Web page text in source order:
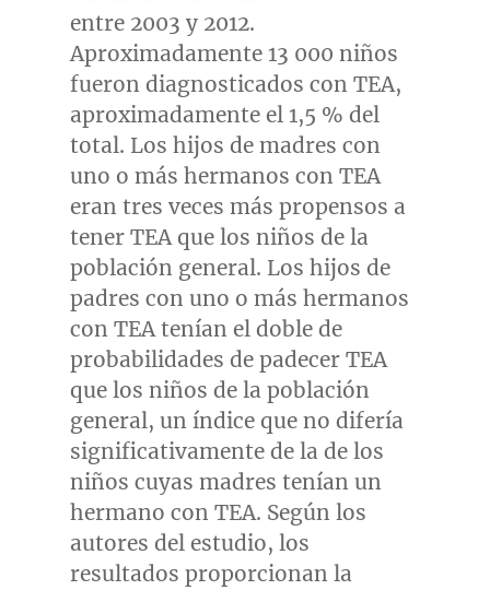
entre 2003 y 2012.
Aproximadamente 13 000 niños
fueron diagnosticados con TEA,
aproximadamente el 1,5 % del
total. Los hijos de madres con
uno o más hermanos con TEA
eran tres veces más propensos a
tener TEA que los niños de la
población general. Los hijos de
padres con uno o más hermanos
con TEA tenían el doble de
probabilidades de padecer TEA
que los niños de la población
general, un índice que no difería
significativamente de la de los
niños cuyas madres tenían un
hermano con TEA. Según los
autores del estudio, los
resultados proporcionan la